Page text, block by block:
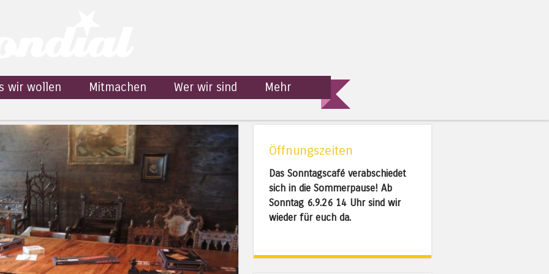
wir wollen Mitmachen Wer wir sind Mehr
Öffnungszeiten
Das Sonntagscafé verabschiedet
sich in die Sommerpause! Ab
Sonntag 6.9.26 14 Uhr sind wir
wieder für euch da.